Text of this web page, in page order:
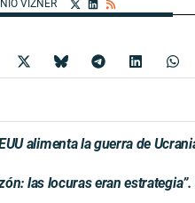
VIZNER
alimenta la guerra de
las locuras eran